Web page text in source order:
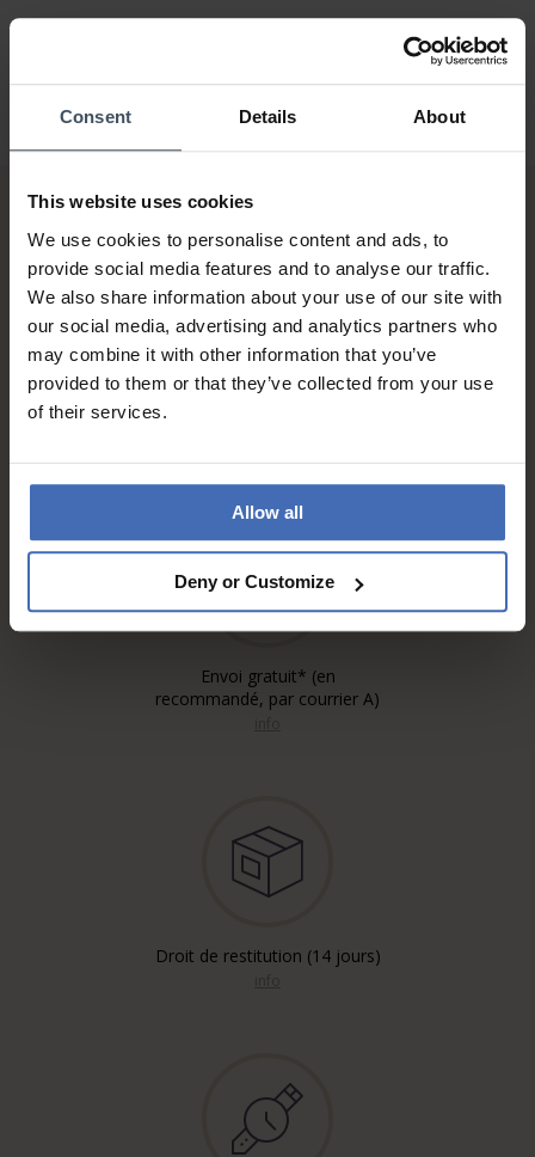
Consent Details About
This website uses cookies
We use cookies to personalise content and ads, to
provide social media features and to analyse our traffic.
We also share information about your use of our site with
our social media, advertising and analytics partners who
may combine it with other information that you’ve
provided to them or that they’ve collected from your use
of their services.
Allow all
Deny or Customize
Sur facture et paiement
échelonné (jusqu’à CHF
Envoi gratuit* (en
recommandé, par courrier A)
Droit de restitution (14 jours)